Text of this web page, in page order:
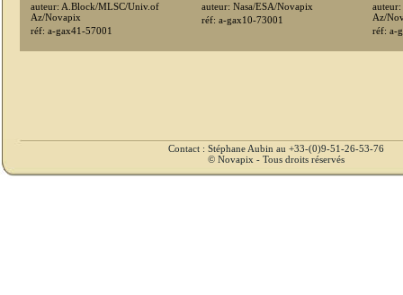
auteur: A.Block/MLSC/Univ.of
Az/Novapix
réf: a-gax41-57001
auteur: Nasa/ESA/Novapix
réf: a-gax10-73001
Az/
réf: a-
Contact : Stéphane Aubin au +33-(0)9-51-26-53-76
© Novapix - Tous droits réservés